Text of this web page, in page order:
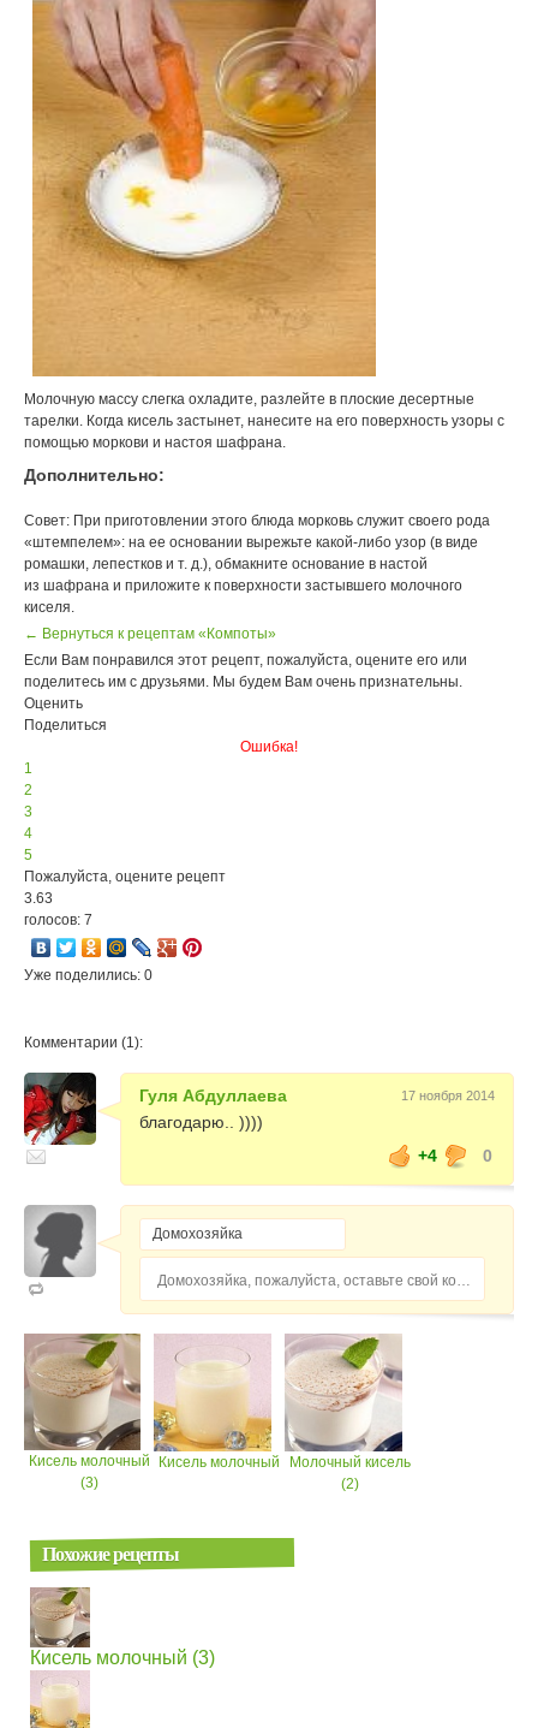
Молочную массу слегка охладите, разлейте в плоские десертные
тарелки. Когда кисель застынет, нанесите на его поверхность узоры с
помощью моркови и настоя шафрана.
Дополнительно:
Совет: При приготовлении этого блюда морковь служит своего рода
«штемпелем»: на ее основании вырежьте какой-либо узор (в виде
ромашки, лепестков и т. д.), обмакните основание в настой
из шафрана и приложите к поверхности застывшего молочного
киселя.
← Вернуться к рецептам «Компоты»
Если Вам понравился этот рецепт, пожалуйста, оцените его или
поделитесь им с друзьями. Мы будем Вам очень признательны.
Оценить
Поделиться
Ошибка!
1
2
3
4
5
Пожалуйста, оцените рецепт
3.63
голосов: 7
Уже поделились: 0
Комментарии (1):
Гуля Абдуллаева 17 ноября 2014
благодарю.. ))))
+4
0
Кисель молочный
(3)
Кисель молочный
Молочный кисель
(2)
Похожие рецепты
Кисель молочный (3)